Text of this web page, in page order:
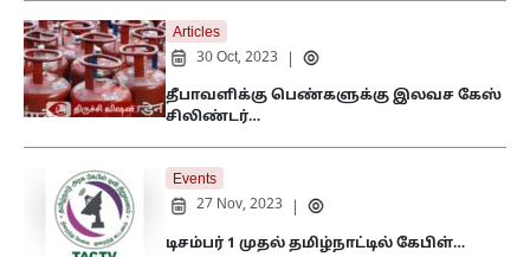
Articles
30 Oct, 2023
தீபாவளிக்கு பெண்களுக்கு இலவச கேஸ்
சிலிண்டர்…
Events
27 Nov, 2023
டிசம்பர் 1 முதல் தமிழ்நாட்டில் கேபிள்…